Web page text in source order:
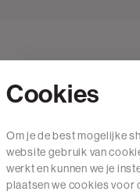
Mail ons
020 - 3412 650
Cookies
Om je de best mogelijke
website gebruik van
werkt en kunnen we je
plaatsen we cookies voor